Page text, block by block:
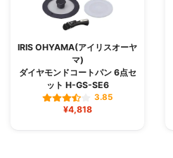
IRIS OHYAMA(アイリスオーヤ
マ)
ダイヤモンドコートパン 6点セ
ット H-GS-SE6
3.85
¥4,818